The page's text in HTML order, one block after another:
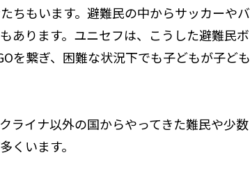
ちもいます。避難民の中からサッカーやバ
あります。ユニセフは、こうした避難民ボ
を繋ぎ、困難な状況下でも子どもが子ども
ライナ以外の国からやってきた難民や少数
くいます。